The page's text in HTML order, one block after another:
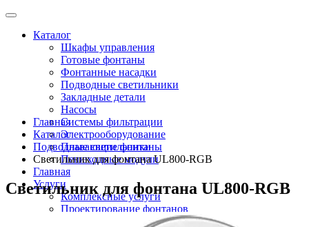
Каталог
Шкафы управления
Готовые фонтаны
Фонтанные насадки
Подводные светильники
Закладные детали
Насосы
Системы фильтрации
Электрооборудование
Плавающие фонтаны
Пешеходные модули
Главная
Услуги
Комплексные услуги
Проектирование фонтанов
Главная
Каталог
Подводные светильники
Светильник для фонтана UL800-RGB
Светильник для фонтана UL800-RGB